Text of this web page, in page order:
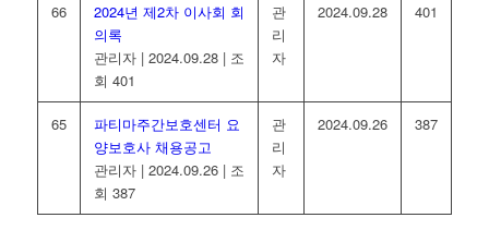
66
2024년 제2차 이사회 회
의록
관리자 | 2024.09.28 | 조
회 401
관
리
자
2024.09.28 401
65
파티마주간보호센터 요
양보호사 채용공고
관리자 | 2024.09.26 | 조
회 387
관
리
자
2024.09.26 387